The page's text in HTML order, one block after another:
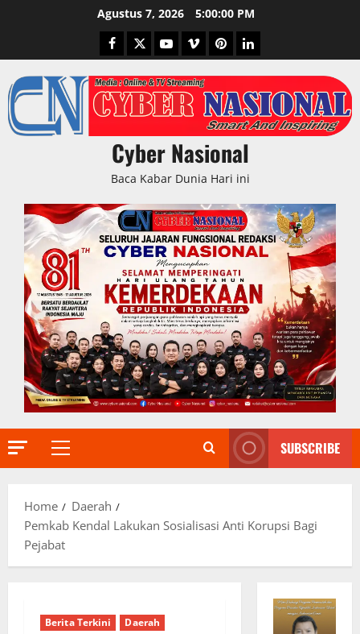
Agustus 7, 2026 5:00:01 PM
Facebook
TwitterYoutubeVimeoPinterestLinkedIn
Cyber Nasional
Baca Kabar Dunia Hari ini
Primary
SUBSCRIBE
Home
Daerah
Pemkab Kendal Lakukan Sosialisasi Anti Korupsi Bagi
Pejabat
Berita Terkini
Daerah